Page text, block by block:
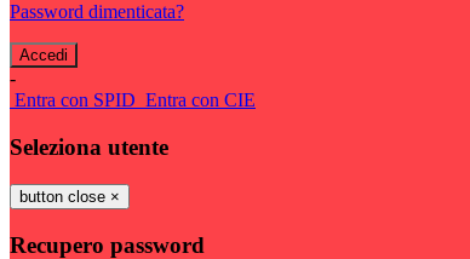
Password dimenticata?
-
Entra con SPID Entra con CIE
Seleziona utente
button close ×
Recupero password